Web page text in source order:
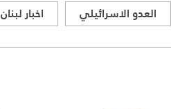
العدو الاسرائيلي
اخبار لبنان